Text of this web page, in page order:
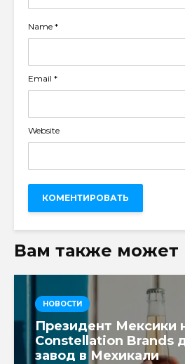
Name *
Email *
Website
Вам также может
НОВОСТИ
Президент Мексики
Constellation Brands
завод в Мехикали